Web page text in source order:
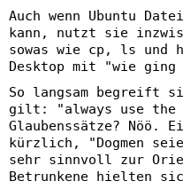
Auch wenn Ubuntu
kann, nutzt sie
sowas wie cp, ls und
Desktop mit "wie
So langsam begreift
gilt: "always use the
Glaubenssätze? Nöö.
kürzlich, "Dogmen
sehr sinnvoll zur
Betrunkene hielten